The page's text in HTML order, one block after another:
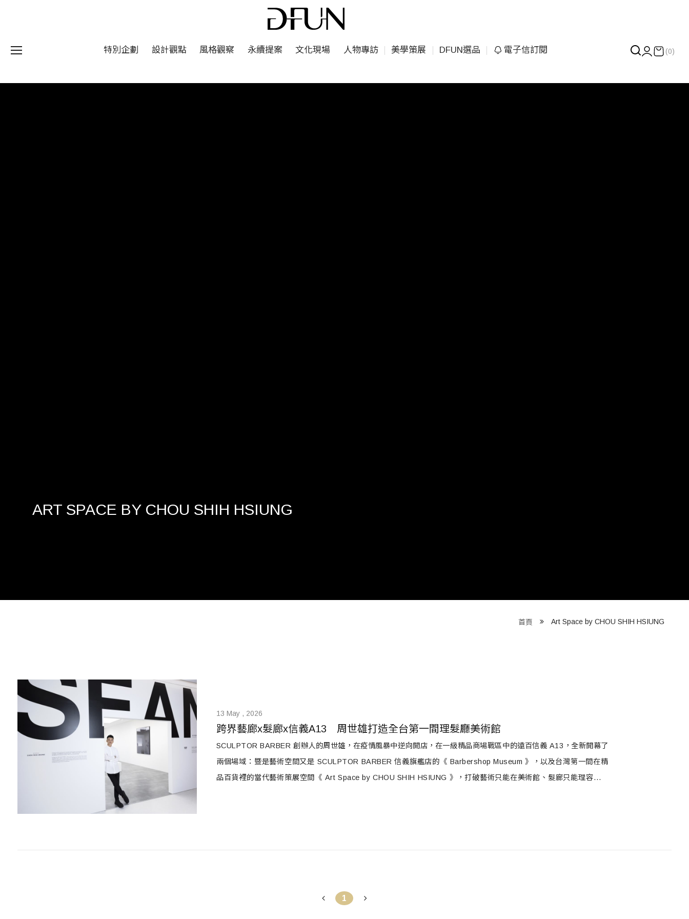
特別企劃 設計觀點 風格觀察 永續提案 文化現場 人物專訪 美學策展 DFUN選品 電子信訂閱 (0)
ART SPACE BY CHOU SHIH HSIUNG
首頁 Art Space by CHOU SHIH HSIUNG
13 May , 2026
跨界藝廊x髮廊x信義A13　周世雄打造全台第一間理髮廳美術館
SCULPTOR BARBER 創辦人的周世雄，在疫情風暴中逆向開店，在一級精品商場戰區中的遠百信義 A13，全新開幕了
兩個場域：暨是藝術空間又是 SCULPTOR BARBER 信義旗艦店的《 Barbershop Museum 》，以及台灣第一間在精
品百貨裡的當代藝術策展空間《 Art Space by CHOU SHIH HSIUNG 》，打破藝術只能在美術館、髮廊只能理容的界
1